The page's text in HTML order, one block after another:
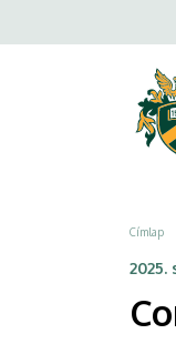
a
Címlap
2025.